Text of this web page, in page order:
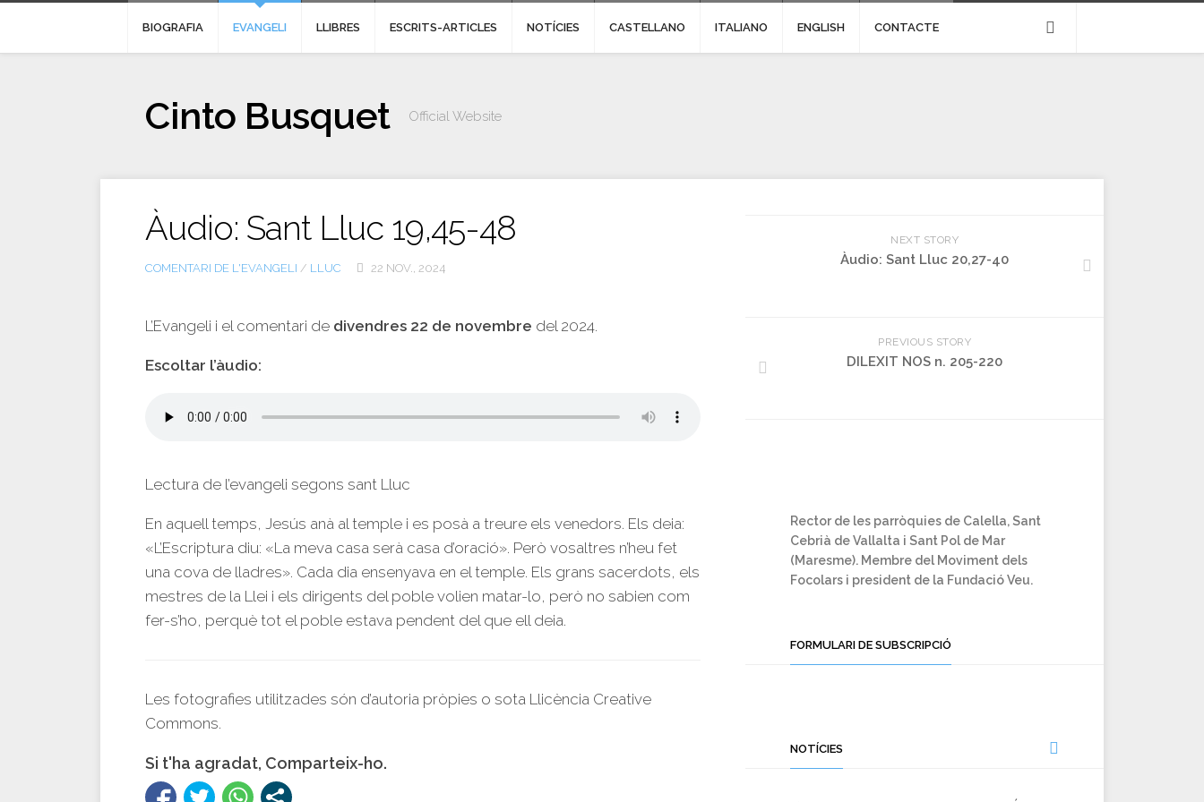
BIOGRAFIA EVANGELI LLIBRES ESCRITS-ARTICLES NOTÍCIES CASTELLANO ITALIANO ENGLISH CONTACTE
Cinto Busquet Official Website
Àudio: Sant Lluc 19,45-48
COMENTARI DE L'EVANGELI / LLUC 22 NOV., 2024
L’Evangeli i el comentari de divendres 22 de novembre del 2024.
Escoltar l’àudio:
Lectura de l’evangeli segons sant Lluc
En aquell temps, Jesús anà al temple i es posà a treure els venedors. Els deia:
«L’Escriptura diu: «La meva casa serà casa d’oració». Però vosaltres n’heu fet
una cova de lladres». Cada dia ensenyava en el temple. Els grans sacerdots, els
mestres de la Llei i els dirigents del poble volien matar-lo, però no sabien com
fer-s’ho, perquè tot el poble estava pendent del que ell deia.
Les fotografies utilitzades són d’autoria pròpies o sota Llicència Creative
Commons.
Si t'ha agradat, Comparteix-ho.
NEXT STORY
Àudio: Sant Lluc 20,27-40
PREVIOUS STORY
DILEXIT NOS n. 205-220
Rector de les parròquies de Calella, Sant
Cebrià de Vallalta i Sant Pol de Mar
(Maresme). Membre del Moviment dels
Focolars i president de la Fundació Veu.
FORMULARI DE SUBSCRIPCIÓ
NOTÍCIES